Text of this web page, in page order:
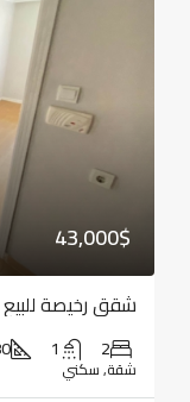
43,000$
شقق رخيصة للبيع
2
1
شقة, سكني